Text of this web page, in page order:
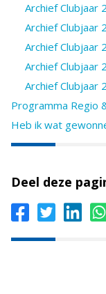
Archief Clubjaar
Archief Clubjaar
Archief Clubjaar
Archief Clubjaar
Archief Clubjaar
Programma Regio
Heb ik wat
Deel deze